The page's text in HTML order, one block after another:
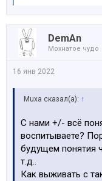
DemAn
Мохнатое чудо
16 янв 2022
Muxa сказал(а): ↑
С нами +/- всё
воспитываете?
будущем понятия
т.д..
Как выживать с